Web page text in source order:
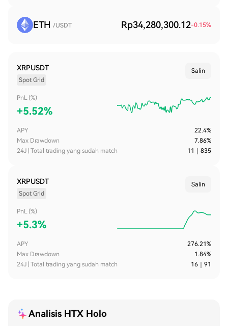
ETH /USDT Rp34,280,300.12-0.15%
XRPUSDT
Spot Grid
Salin
PnL (%)
+5.52%
APY
22.4%
Max Drawdown
7.86%
24J | Total trading yang sudah match
11 835
XRPUSDT
Spot Grid
Salin
PnL (%)
+5.3%
APY
276.21%
Max Drawdown
1.84%
24J | Total trading yang sudah match
16 91
Analisis HTX Holo